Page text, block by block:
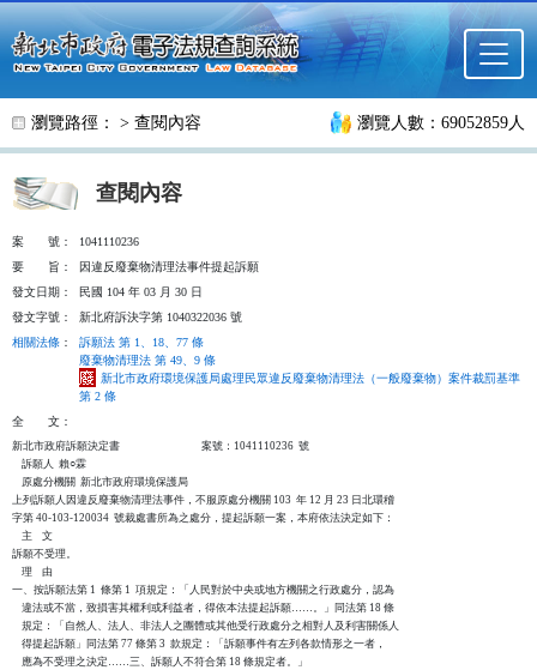
跳至主要內容
瀏覽路徑： > 查閱內容 瀏覽人數：69052859人
查閱內容
案 號：
1041110236
要
旨：
因違反廢棄物清理法事件提起訴願
發文日期：
民國 104 年 03 月 30 日
發文字號：
新北府訴決字第 1040322036 號
相關法條 ：
訴願法 第 1、18、77 條
廢棄物清理法 第 49、9 條
新北市政府環境保護局處理民眾違反廢棄物清理法（一般廢棄物）案件裁罰基準
第 2 條
全
文：
新北市政府訴願決定書                                  案號：1041110236  號
    訴願人  賴○霖
    原處分機關  新北市政府環境保護局
上列訴願人因違反廢棄物清理法事件，不服原處分機關 103  年 12 月 23 日北環稽
字第 40-103-120034  號裁處書所為之處分，提起訴願一案，本府依法決定如下：
    主    文
訴願不受理。
    理    由
一、按訴願法第 1  條第 1  項規定：「人民對於中央或地方機關之行政處分，認為
    違法或不當，致損害其權利或利益者，得依本法提起訴願……。」同法第 18 條
    規定：「自然人、法人、非法人之團體或其他受行政處分之相對人及利害關係人
    得提起訴願」同法第 77 條第 3  款規定：「訴願事件有左列各款情形之一者，
    應為不受理之決定……三、訴願人不符合第 18 條規定者。」